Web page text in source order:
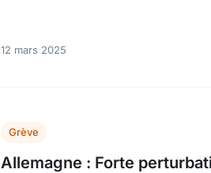
12 mars 2025
Grève
Allemagne : Forte